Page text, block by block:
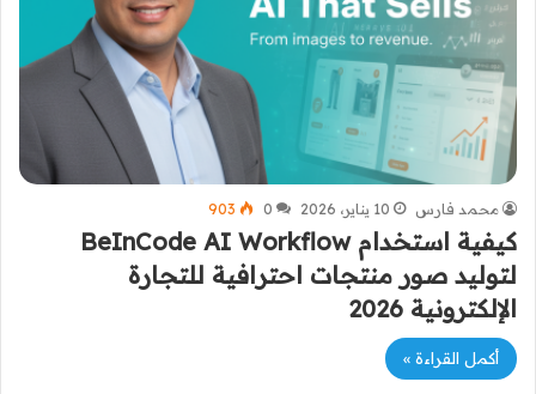
محمد فارس 10 يناير، 2026 0
903
كيفية استخدام BeInCode AI Workflow
لتوليد صور منتجات احترافية للتجارة
الإلكترونية 2026
أكمل القراءة »